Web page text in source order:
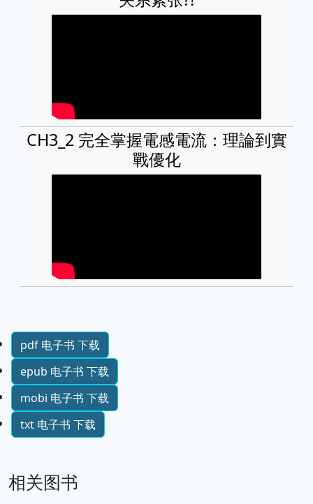
CH3_2 完全掌握電感電流：理論到實
戰優化
pdf 电子书 下载
epub 电子书 下载
mobi 电子书 下载
txt 电子书 下载
相关图书